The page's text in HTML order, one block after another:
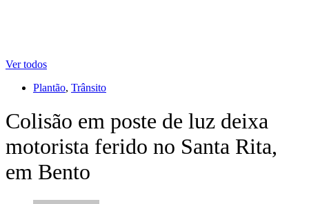
Ver todos
Plantão, Trânsito
Colisão em poste de luz deixa
motorista ferido no Santa Rita,
em Bento